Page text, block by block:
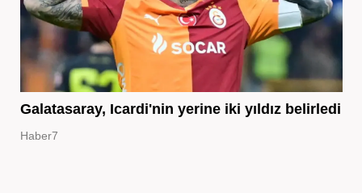
Galatasaray, Icardi'nin yerine iki yıldız belirledi
Haber7